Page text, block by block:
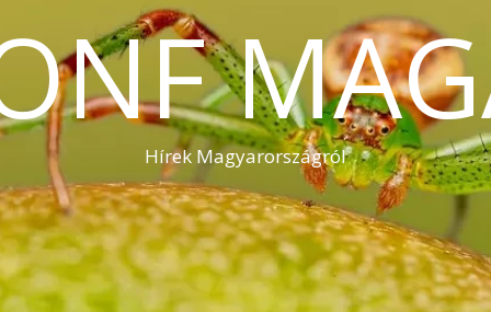
Hírek Magyarországról